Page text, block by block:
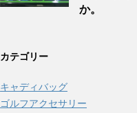
か。
カテゴリー
キャディバッグ
ゴルフアクセサリー